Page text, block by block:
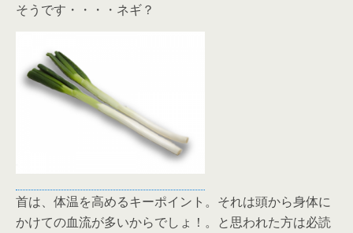
そうです・・・・ネギ？
首は、体温を高めるキーポイント。それは頭から身体に
かけての血流が多いからでしょ！。と思われた方は必読